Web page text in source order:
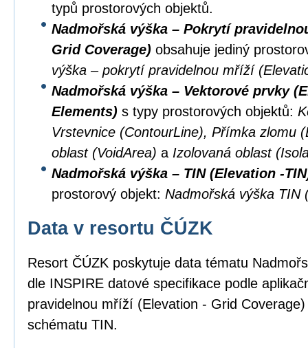
typů prostorových objektů.
Nadmořská výška – Pokrytí
Grid Coverage) obsahuje jediný
výška – pokrytí pravidelnou mříží
Nadmořská výška – Vektorové prvky
Elements) s typy prostorových objektů:
Vrstevnice (ContourLine), Přímka zlomu
oblast (VoidArea) a Izolovaná oblast
Nadmořská výška – TIN (Elevation -
prostorový objekt: Nadmořská výška TIN
Data v resortu ČÚZK
Resort ČÚZK poskytuje data tématu
dle INSPIRE datové specifikace podle
pravidelnou mříží (Elevation - Grid
schématu TIN.